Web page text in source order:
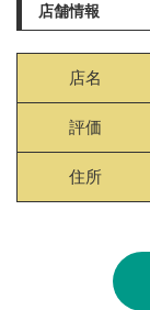
店舗情報
店名
評価
住所